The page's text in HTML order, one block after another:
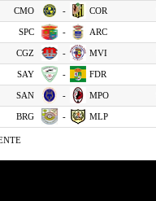
CMO - COR
SPC - ARC
CGZ - MVI
SAY - FDR
SAN - MPO
BRG - MLP